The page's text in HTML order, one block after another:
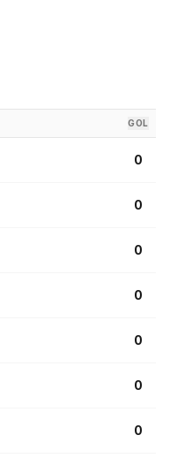
GOL
0
0
0
0
0
0
0